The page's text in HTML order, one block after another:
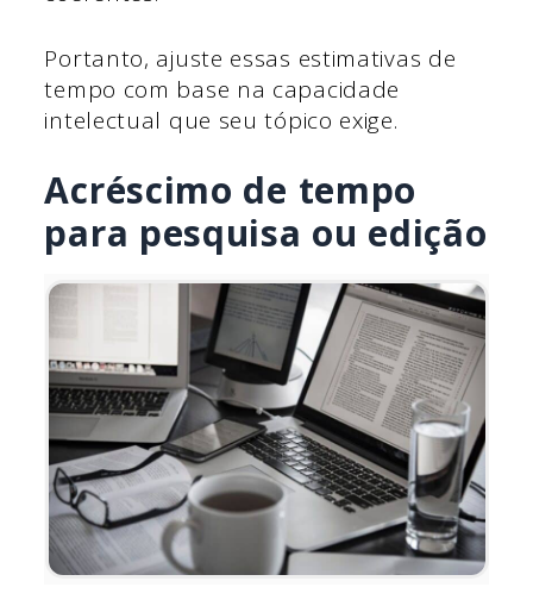
Portanto, ajuste essas estimativas de
tempo com base na capacidade
intelectual que seu tópico exige.
Acréscimo de tempo
para pesquisa ou edição